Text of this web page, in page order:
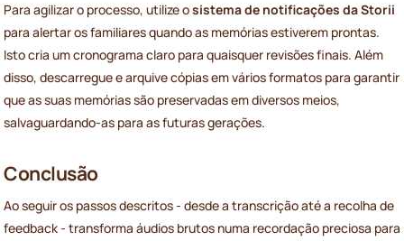
Para agilizar o processo, utilize osistema de notificações da Storii
para alertar os familiares quando as memórias estiverem prontas.
Isto cria um cronograma claro para quaisquer revisões finais. Além
disso, descarregue e arquive cópias em vários formatos para garantir
que as suas memórias são preservadas em diversos meios,
salvaguardando-as para as futuras gerações.
Conclusão
Ao seguir os passos descritos - desde a transcrição até a recolha de
feedback - transforma áudios brutos numa recordação preciosa para